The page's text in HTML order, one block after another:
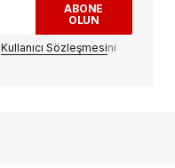
ABONE
OLUN
Kullanıcı Sözleşmesini